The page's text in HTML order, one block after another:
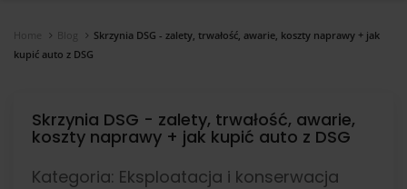
Home Blog
Skrzynia DSG - zalety, trwałość, awarie, koszty naprawy + jak
kupić auto z DSG
Skrzynia DSG - zalety, trwałość, awarie,
koszty naprawy + jak kupić auto z DSG
Kategoria: Eksploatacja i konserwacja